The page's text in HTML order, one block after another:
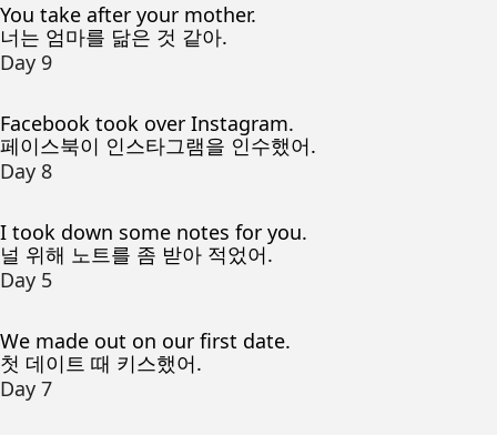
You take after your mother.
너는 엄마를 닮은 것 같아.
Day 9
Facebook took over Instagram.
페이스북이 인스타그램을 인수했어.
Day 8
I took down some notes for you.
널 위해 노트를 좀 받아 적었어.
Day 5
We made out on our first date.
첫 데이트 때 키스했어.
Day 7